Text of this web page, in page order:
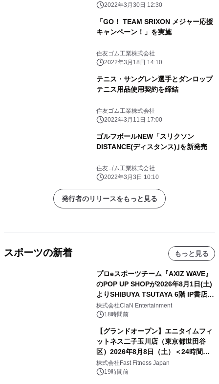
2022年3月30日 12:30
「GO！ TEAM SRIXON メジャー応援
キャンペーン！」を実施
住友ゴム工業株式会社
2022年3月18日 14:10
テニス・サングレン選手とダンロップ
テニス用品使用契約を締結
住友ゴム工業株式会社
2022年3月11日 17:00
ゴルフボールNEW「スリクソン
DISTANCE(ディスタンス)｣を新発売
住友ゴム工業株式会社
2022年3月3日 10:10
発行者のリリースをもっと見る
スポーツの新着 もっと見る
プロeスポーツチーム『AXIZ WAVE』
のPOP UP SHOPが2026年8月1日(土)
よりSHIBUYA TSUTAYA 6階 IP書店で
開催決定！！
株式会社ClaN Entertainment
18時間前
【グランドオープン】エニタイムフィ
ットネス二子玉川店（東京都世田谷
区）2026年8月8日（土）＜24時間年
中無休のフィットネスジム＞
株式会社Fast Fitness Japan
19時間前